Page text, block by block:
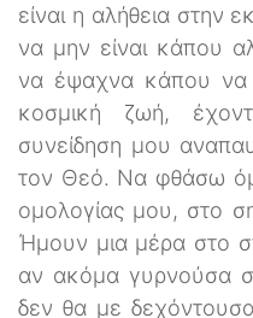
είναι η αλήθεια στην
να μην είναι κάπου
να έψαχνα κάπου
κοσμική ζωή,
συνείδηση μου
τον Θεό. Να φθάσω
ομολογίας μου, στο
Ήμουν μια μέρα στο
αν ακόμα γυρνούσα
δεν θα με